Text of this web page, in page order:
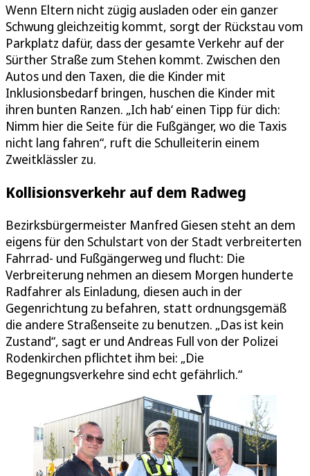
Wenn Eltern nicht zügig ausladen oder ein ganzer
Schwung gleichzeitig kommt, sorgt der Rückstau vom
Parkplatz dafür, dass der gesamte Verkehr auf der
Sürther Straße zum Stehen kommt. Zwischen den
Autos und den Taxen, die die Kinder mit
Inklusionsbedarf bringen, huschen die Kinder mit
ihren bunten Ranzen. „Ich hab‘ einen Tipp für dich:
Nimm hier die Seite für die Fußgänger, wo die Taxis
nicht lang fahren“, ruft die Schulleiterin einem
Zweitklässler zu.
Kollisionsverkehr auf dem Radweg
Bezirksbürgermeister Manfred Giesen steht an dem
eigens für den Schulstart von der Stadt verbreiterten
Fahrrad- und Fußgängerweg und flucht: Die
Verbreiterung nehmen an diesem Morgen hunderte
Radfahrer als Einladung, diesen auch in der
Gegenrichtung zu befahren, statt ordnungsgemäß
die andere Straßenseite zu benutzen. „Das ist kein
Zustand“, sagt er und Andreas Full von der Polizei
Rodenkirchen pflichtet ihm bei: „Die
Begegnungsverkehre sind echt gefährlich.“